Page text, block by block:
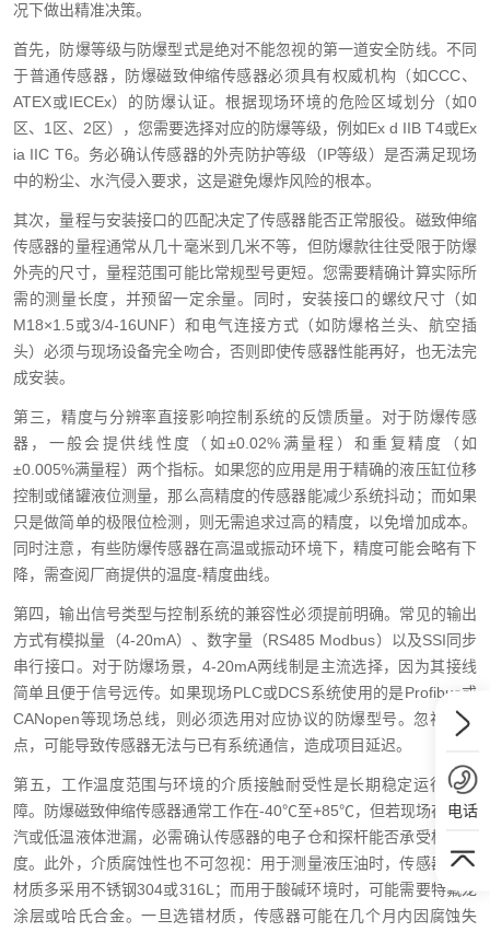
况下做出精准决策。
首先，防爆等级与防爆型式是绝对不能忽视的第一道安全防线。不同
于普通传感器，防爆磁致伸缩传感器必须具有权威机构（如CCC、
ATEX或IECEx）的防爆认证。根据现场环境的危险区域划分（如0
区、1区、2区），您需要选择对应的防爆等级，例如Ex d IIB T4或Ex
ia IIC T6。务必确认传感器的外壳防护等级（IP等级）是否满足现场
中的粉尘、水汽侵入要求，这是避免爆炸风险的根本。
其次，量程与安装接口的匹配决定了传感器能否正常服役。磁致伸缩
传感器的量程通常从几十毫米到几米不等，但防爆款往往受限于防爆
外壳的尺寸，量程范围可能比常规型号更短。您需要精确计算实际所
需的测量长度，并预留一定余量。同时，安装接口的螺纹尺寸（如
M18×1.5或3/4-16UNF）和电气连接方式（如防爆格兰头、航空插
头）必须与现场设备完全吻合，否则即使传感器性能再好，也无法完
成安装。
第三，精度与分辨率直接影响控制系统的反馈质量。对于防爆传感
器，一般会提供线性度（如±0.02%满量程）和重复精度（如
±0.005%满量程）两个指标。如果您的应用是用于精确的液压缸位移
控制或储罐液位测量，那么高精度的传感器能减少系统抖动；而如果
只是做简单的极限位检测，则无需追求过高的精度，以免增加成本。
同时注意，有些防爆传感器在高温或振动环境下，精度可能会略有下
降，需查阅厂商提供的温度-精度曲线。
第四，输出信号类型与控制系统的兼容性必须提前明确。常见的输出
方式有模拟量（4-20mA）、数字量（RS485 Modbus）以及SSI同步
串行接口。对于防爆场景，4-20mA两线制是主流选择，因为其接线
简单且便于信号远传。如果现场PLC或DCS系统使用的是Profibus或
CANopen等现场总线，则必须选用对应协议的防爆型号。忽视这一
点，可能导致传感器无法与已有系统通信，造成项目延迟。
第五，工作温度范围与环境的介质接触耐受性是长期稳定运行的保
障。防爆磁致伸缩传感器通常工作在-40℃至+85℃，但若现场存在蒸
汽或低温液体泄漏，必需确认传感器的电子仓和探杆能否承受极端温
度。此外，介质腐蚀性也不可忽视：用于测量液压油时，传感器探杆
材质多采用不锈钢304或316L；而用于酸碱环境时，可能需要特氟龙
涂层或哈氏合金。一旦选错材质，传感器可能在几个月内因腐蚀失
电话